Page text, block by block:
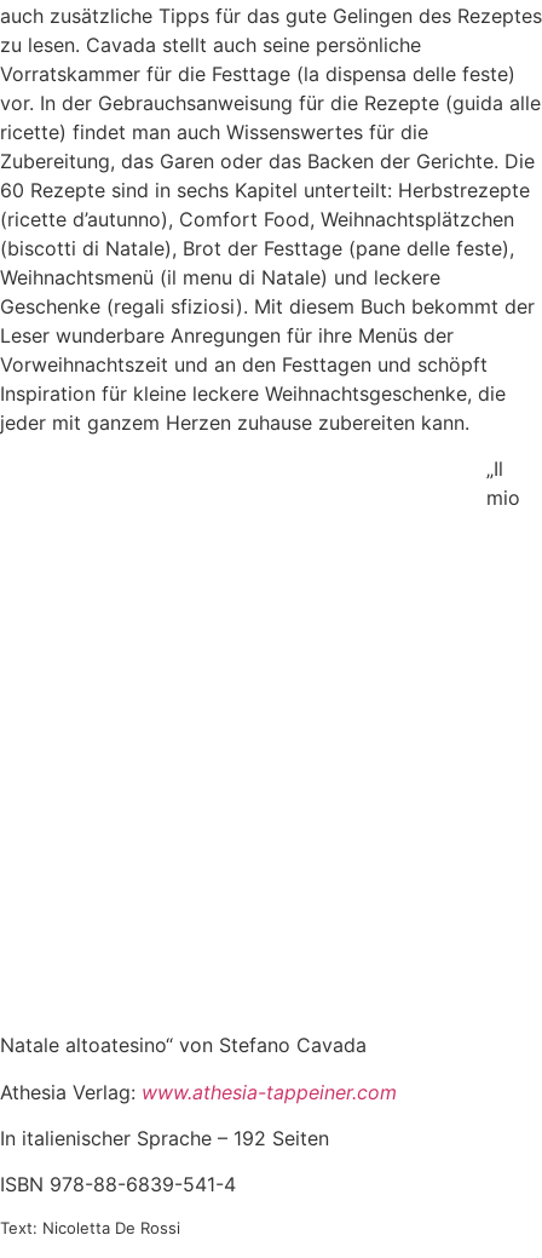
auch zusätzliche Tipps für das gute Gelingen des Rezeptes
zu lesen. Cavada stellt auch seine persönliche
Vorratskammer für die Festtage (la dispensa delle feste)
vor. In der Gebrauchsanweisung für die Rezepte (guida alle
ricette) findet man auch Wissenswertes für die
Zubereitung, das Garen oder das Backen der Gerichte. Die
60 Rezepte sind in sechs Kapitel unterteilt: Herbstrezepte
(ricette d’autunno), Comfort Food, Weihnachtsplätzchen
(biscotti di Natale), Brot der Festtage (pane delle feste),
Weihnachtsmenü (il menu di Natale) und leckere
Geschenke (regali sfiziosi). Mit diesem Buch bekommt der
Leser wunderbare Anregungen für ihre Menüs der
Vorweihnachtszeit und an den Festtagen und schöpft
Inspiration für kleine leckere Weihnachtsgeschenke, die
jeder mit ganzem Herzen zuhause zubereiten kann.
„Il
mio
Natale altoatesino“ von Stefano Cavada
Athesia Verlag: www.athesia-tappeiner.com
In italienischer Sprache – 192 Seiten
ISBN 978-88-6839-541-4
Text: Nicoletta De Rossi